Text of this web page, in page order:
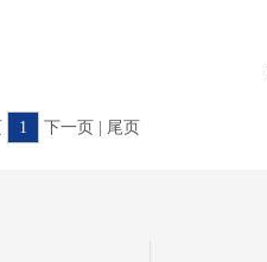
1 下一页 | 尾页